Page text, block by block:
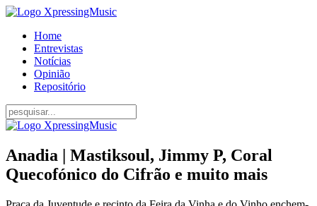
Home
Entrevistas
Notícias
Opinião
Repositório
Anadia | Mastiksoul, Jimmy P, Coral
Quecofónico do Cifrão e muito mais